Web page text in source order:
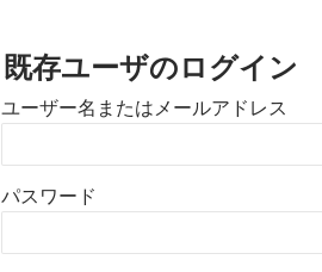
既存ユーザのログイン
ユーザー名またはメールアドレス
パスワード